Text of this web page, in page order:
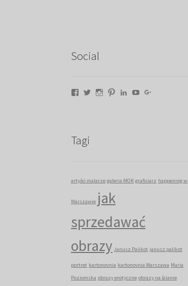
Social
Facebook
TwitterInstagram
PinterestLinkedInYouTube
Tagi
artyści malarze galeria MOK graficiarz happening w
Warszawie jak
sprzedawać
obrazy Janusz Palikot janusz palikot
portret kartonovnia kartonovnia Warszawa Maria
Poziomska obrazy erotyczne obrazy na ścianie